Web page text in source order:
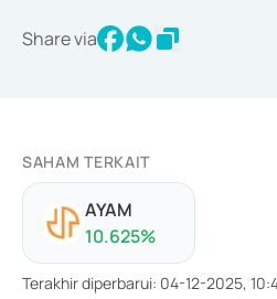
Share via
SAHAM TERKAIT
AYAM
10.625%
Terakhir diperbarui: 04-12-2025,